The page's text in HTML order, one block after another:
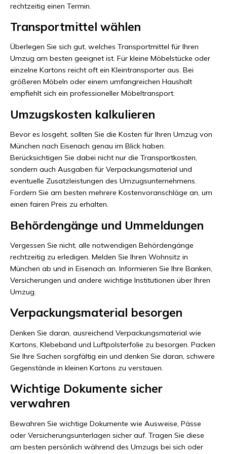
rechtzeitig einen Termin.
Transportmittel wählen
Überlegen Sie sich gut, welches Transportmittel für Ihren
Umzug am besten geeignet ist. Für kleine Möbelstücke oder
einzelne Kartons reicht oft ein Kleintransporter aus. Bei
größeren Möbeln oder einem umfangreichen Haushalt
empfiehlt sich ein professioneller Möbeltransport.
Umzugskosten kalkulieren
Bevor es losgeht, sollten Sie die Kosten für Ihren Umzug von
München nach Eisenach genau im Blick haben.
Berücksichtigen Sie dabei nicht nur die Transportkosten,
sondern auch Ausgaben für Verpackungsmaterial und
eventuelle Zusatzleistungen des Umzugsunternehmens.
Fordern Sie am besten mehrere Kostenvoranschläge an, um
einen fairen Preis zu erhalten.
Behördengänge und Ummeldungen
Vergessen Sie nicht, alle notwendigen Behördengänge
rechtzeitig zu erledigen. Melden Sie Ihren Wohnsitz in
München ab und in Eisenach an. Informieren Sie Ihre Banken,
Versicherungen und andere wichtige Institutionen über Ihren
Umzug.
Verpackungsmaterial besorgen
Denken Sie daran, ausreichend Verpackungsmaterial wie
Kartons, Klebeband und Luftpolsterfolie zu besorgen. Packen
Sie Ihre Sachen sorgfältig ein und denken Sie daran, schwere
Gegenstände in kleinen Kartons zu verstauen.
Wichtige Dokumente sicher
verwahren
Bewahren Sie wichtige Dokumente wie Ausweise, Pässe
oder Versicherungsunterlagen sicher auf. Tragen Sie diese
am besten persönlich während des Umzugs bei sich oder